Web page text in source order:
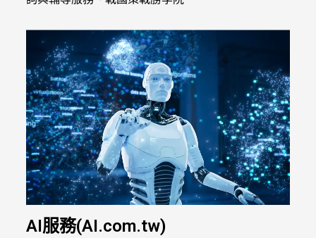
AI服務(AI.com.tw)